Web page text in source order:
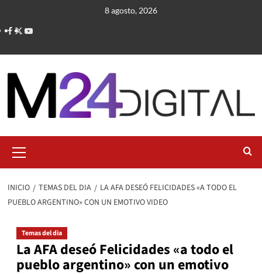
contenido
8 agosto, 2026
primario
INICIO TEMAS DEL DIA
LA AFA DESEÓ FELICIDADES «A TODO EL
PUEBLO ARGENTINO» CON UN EMOTIVO VIDEO
Temas del dia
La AFA deseó Felicidades «a todo el
pueblo argentino» con un emotivo